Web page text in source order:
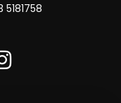
5181758